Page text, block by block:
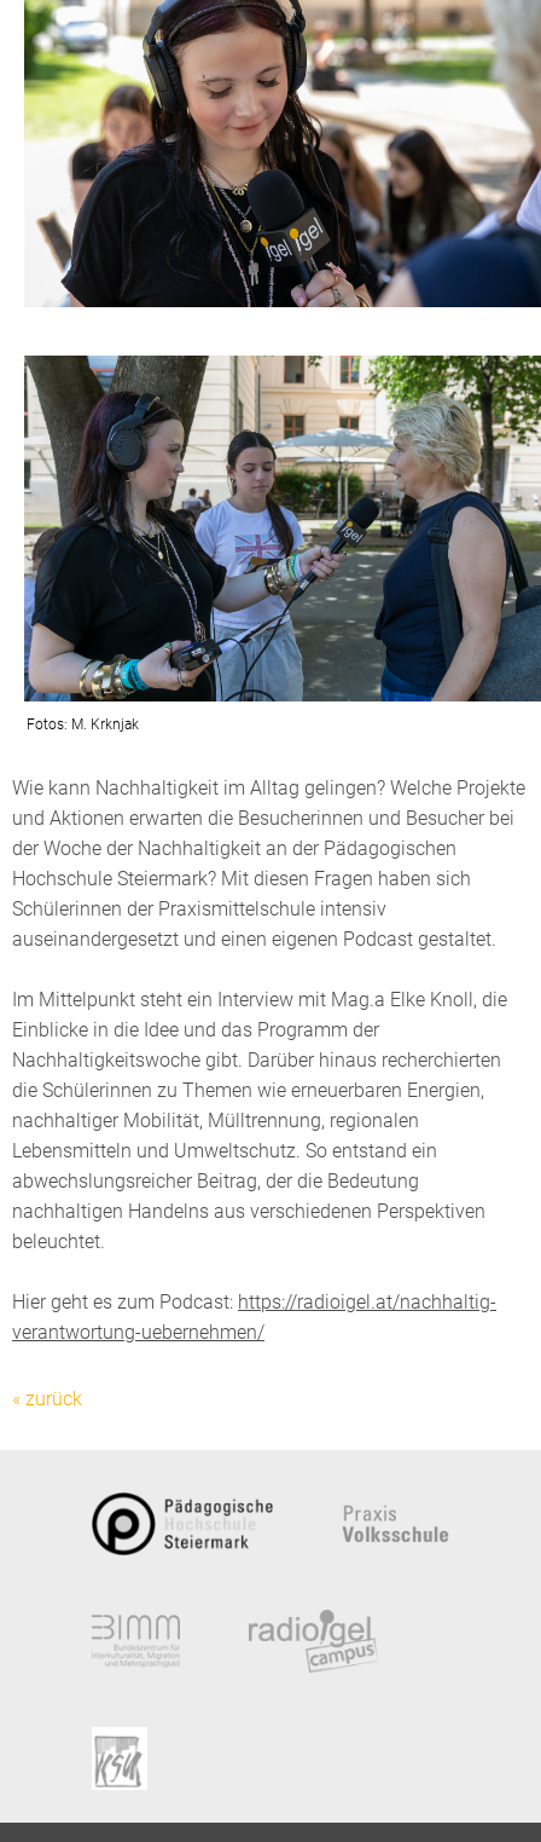
Fotos: M. Krknjak
Wie kann Nachhaltigkeit im Alltag gelingen? Welche Projekte
und Aktionen erwarten die Besucherinnen und Besucher bei
der Woche der Nachhaltigkeit an der Pädagogischen
Hochschule Steiermark? Mit diesen Fragen haben sich
Schülerinnen der Praxismittelschule intensiv
auseinandergesetzt und einen eigenen Podcast gestaltet.
Im Mittelpunkt steht ein Interview mit Mag.a Elke Knoll, die
Einblicke in die Idee und das Programm der
Nachhaltigkeitswoche gibt. Darüber hinaus recherchierten
die Schülerinnen zu Themen wie erneuerbaren Energien,
nachhaltiger Mobilität, Mülltrennung, regionalen
Lebensmitteln und Umweltschutz. So entstand ein
abwechslungsreicher Beitrag, der die Bedeutung
nachhaltigen Handelns aus verschiedenen Perspektiven
beleuchtet.
Hier geht es zum Podcast: https://radioigel.at/nachhaltig-
verantwortung-uebernehmen/
« zurück